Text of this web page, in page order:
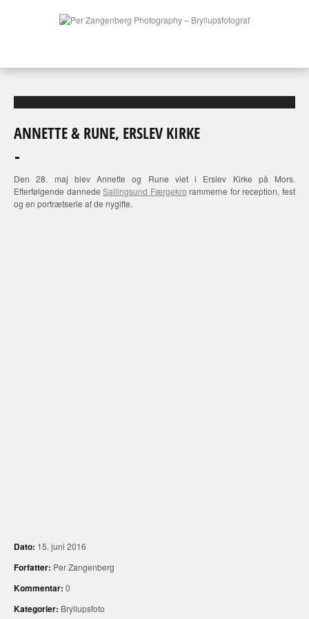
ANNETTE & RUNE, ERSLEV KIRKE
Den 28. maj blev Annette og Rune viet i Erslev Kirke på Mors.
Efterfølgende dannedeSallingsund Færgekro rammerne for reception, fest
og en portrætserie af de nygifte.
Dato: 15. juni 2016
Forfatter: Per Zangenberg
Kommentar: 0
Kategorier: Bryllupsfoto